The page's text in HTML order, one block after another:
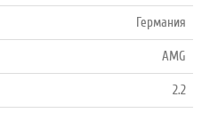
Германия
AMG
2.2